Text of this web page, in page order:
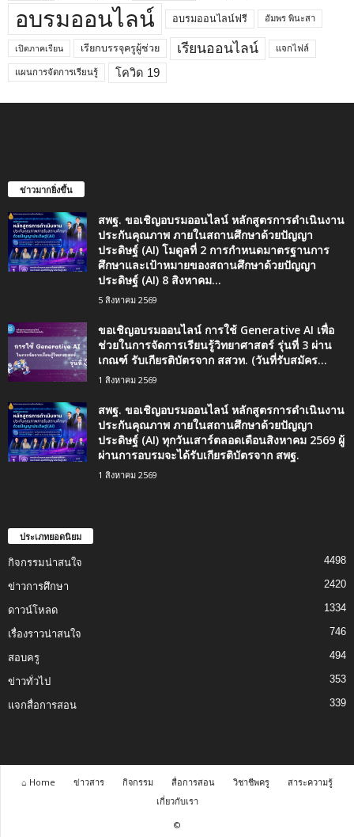
อบรมออนไลน์ อบรมออนไลน์ฟรี อัมพร พินะสา
เปิดภาคเรียน เรียกบรรจุครูผู้ช่วย เรียนออนไลน์ แจกไฟล์
แผนการจัดการเรียนรู้ โควิด 19
ข่าวมากยิ่งขึ้น
สพฐ. ขอเชิญอบรมออนไลน์ หลักสูตรการดำเนินงาน
ประกันคุณภาพ ภายในสถานศึกษาด้วยปัญญา
ประดิษฐ์ (AI) โมดูลที่ 2 การกำหนดมาตรฐานการ
ศึกษาและเป้าหมายของสถานศึกษาด้วยปัญญา
ประดิษฐ์ (AI) 8 สิงหาคม...
5 สิงหาคม 2569
ขอเชิญอบรมออนไลน์ การใช้ Generative AI เพื่อ
ช่วยในการจัดการเรียนรู้วิทยาศาสตร์ รุ่นที่ 3 ผ่าน
เกณฑ์ รับเกียรติบัตรจาก สสวท. (วันที่รับสมัคร...
1 สิงหาคม 2569
สพฐ. ขอเชิญอบรมออนไลน์ หลักสูตรการดำเนินงาน
ประกันคุณภาพ ภายในสถานศึกษาด้วยปัญญา
ประดิษฐ์ (AI) ทุกวันเสาร์ตลอดเดือนสิงหาคม 2569 ผู้
ผ่านการอบรมจะได้รับเกียรติบัตรจาก สพฐ.
1 สิงหาคม 2569
ประเภทยอดนิยม
กิจกรรมน่าสนใจ 4498
ข่าวการศึกษา 2420
ดาวน์โหลด 1334
เรื่องราวน่าสนใจ 746
สอบครู 494
ข่าวทั่วไป 353
แจกสื่อการสอน 339
⌂ Home ข่าวสาร กิจกรรม สื่อการสอน วิชาชีพครู
สาระความรู้
เกี่ยวกับเรา
©